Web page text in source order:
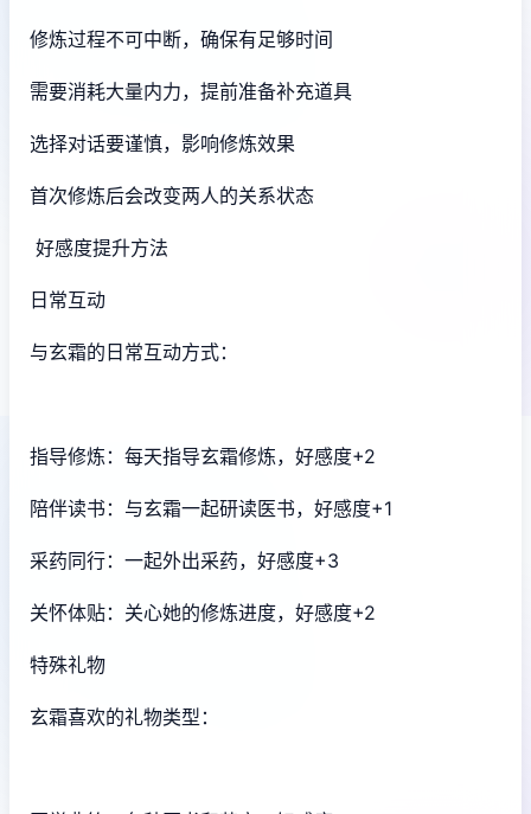
修炼过程不可中断，确保有足够时间
需要消耗大量内力，提前准备补充道具
选择对话要谨慎，影响修炼效果
首次修炼后会改变两人的关系状态
好感度提升方法
日常互动
与玄霜的日常互动方式：
指导修炼：每天指导玄霜修炼，好感度+2
陪伴读书：与玄霜一起研读医书，好感度+1
采药同行：一起外出采药，好感度+3
关怀体贴：关心她的修炼进度，好感度+2
特殊礼物
玄霜喜欢的礼物类型：